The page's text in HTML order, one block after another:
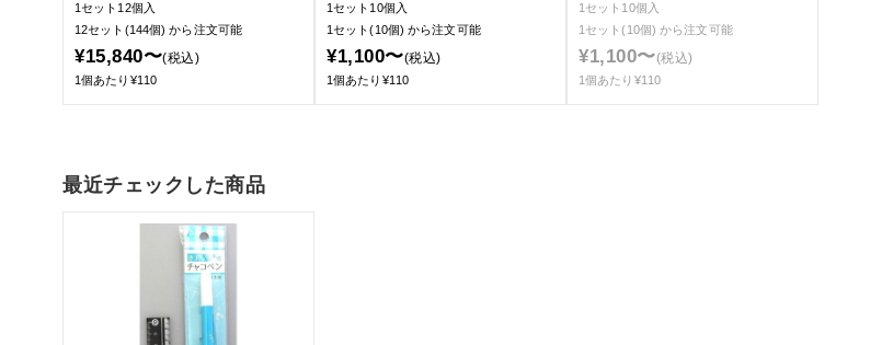
1セット12個入
12セット(144個)から注文可能
¥15,840〜(税込)
1個あたり¥110
1セット10個入
1セット(10個)から注文可能
¥1,100〜(税込)
1個あたり¥110
1セット10個入
1セット(10個)から注文可能
¥1,100〜(税込)
1個あたり¥110
最近チェックした商品